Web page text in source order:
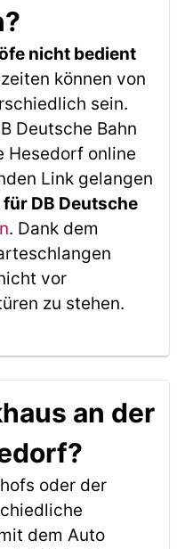
nicht bedient
können von
sein.
Deutsche Bahn
Hesedorf online
Link gelangen
DB Deutsche
. Dank dem
vor
zu stehen.
an der
oder der
dem Auto